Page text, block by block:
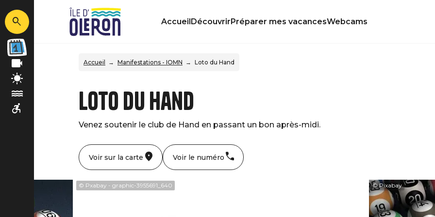
AccueilDécouvrirPréparer mes vacancesWebcams
Accueil Manifestations - IOMN Loto du Hand
Loto du Hand
Venez soutenir le club de Hand en passant un bon après-midi.
Voir sur la carte Voir le numéro
© Pxabay - graphic-3955691_640 © Pixabay